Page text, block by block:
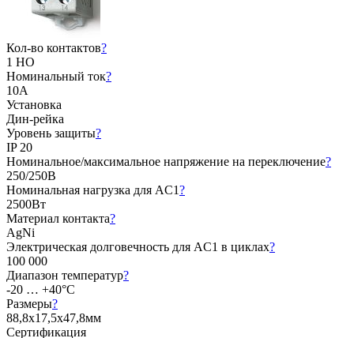
Кол-во контактов?
1 НО
Номинальный ток?
10А
Установка
Дин-рейка
Уровень защиты?
IP 20
Номинальное/максимальное напряжение на переключение?
250/250В
Номинальная нагрузка для AC1?
2500Вт
Материал контакта?
AgNi
Электрическая долговечность для AC1 в циклах?
100 000
Диапазон температур?
-20 … +40°C
Размеры?
88,8х17,5х47,8мм
Сертификация